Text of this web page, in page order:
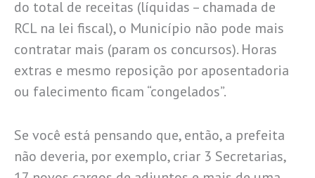
do total de receitas (líquidas – chamada de
RCL na lei fiscal), o Município não pode mais
contratar mais (param os concursos). Horas
extras e mesmo reposição por aposentadoria
ou falecimento ficam “congelados”.
Se você está pensando que, então, a prefeita
não deveria, por exemplo, criar 3 Secretarias,